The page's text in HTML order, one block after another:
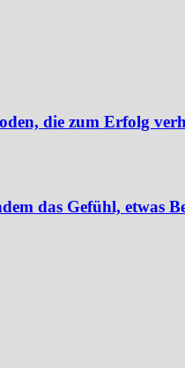
die zum Erfolg
das Gefühl, etwas